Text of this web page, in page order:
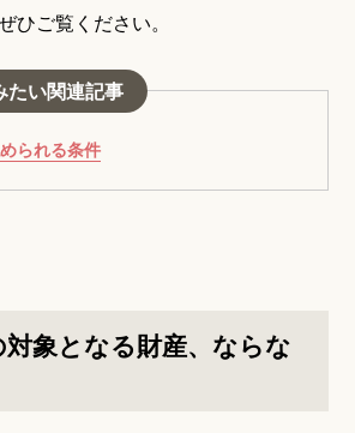
ひご覧ください。
たい関連記事
られる条件
象となる財産、ならな